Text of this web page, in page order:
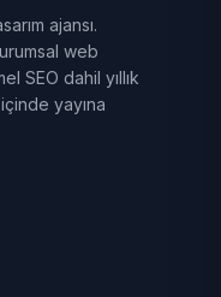
ajansı.
web
SEO dahil yıllık
yayına